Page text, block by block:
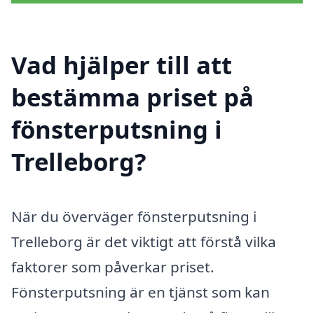
Vad hjälper till att
bestämma priset på
fönsterputsning i
Trelleborg?
När du överväger fönsterputsning i
Trelleborg är det viktigt att förstå vilka
faktorer som påverkar priset.
Fönsterputsning är en tjänst som kan